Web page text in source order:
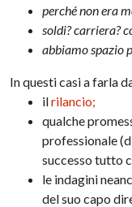
perché non era
soldi? carriera?
abbiamo spazio
In questi casi a farla
ilrilancio;
qualche
professionale
successo tutto
le indagini
del suo capo